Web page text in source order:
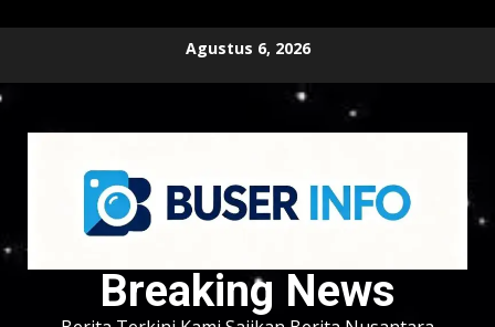
content
Agustus 6, 2026
Breaking News